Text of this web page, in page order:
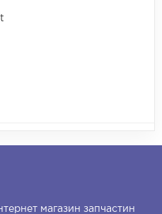
магазин запчастин